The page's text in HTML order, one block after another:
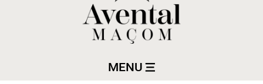
MENU